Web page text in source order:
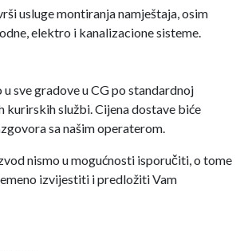
usluge montiranja namještaja, osim
elektro i kanalizacione sisteme.
sve gradove u CG po standardnoj
službi. Cijena dostave biće
sa našim operaterom.
nismo u mogućnosti isporučiti, o tome
izvijestiti i predložiti Vam